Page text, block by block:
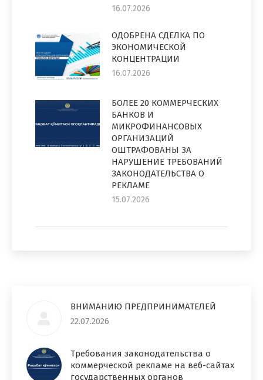
16.07.2026
ОДОБРЕНА СДЕЛКА ПО
ЭКОНОМИЧЕСКОЙ
КОНЦЕНТРАЦИИ
16.07.2026
БОЛЕЕ 20 КОММЕРЧЕСКИХ
БАНКОВ И
МИКРОФИНАНСОВЫХ
ОРГАНИЗАЦИЙ
ОШТРАФОВАНЫ ЗА
НАРУШЕНИЕ ТРЕБОВАНИЙ
ЗАКОНОДАТЕЛЬСТВА О
РЕКЛАМЕ
15.07.2026
ВНИМАНИЮ ПРЕДПРИНИМАТЕЛЕЙ
22.07.2026
Требования законодательства о
коммерческой рекламе на веб-сайтах
государственных органов